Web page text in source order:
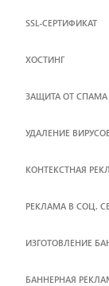
SSL-СЕРТИФИКАТ
ХОСТИНГ
ЗАЩИТА ОТ СПАМА
УДАЛЕНИЕ
КОНТЕКСТНАЯ
РЕКЛАМА В СОЦ.
ИЗГОТОВЛЕНИЕ
БАННЕРНАЯ